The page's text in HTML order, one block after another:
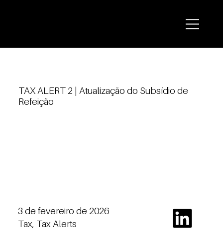
TAX ALERT 2 | Atualização do Subsídio de
Refeição
3 de fevereiro de 2026
Tax, Tax Alerts